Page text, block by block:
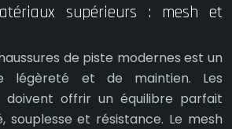
supérieurs : mesh et
de piste modernes est un
légèreté et de maintien. Les
doivent offrir un équilibre parfait
souplesse et résistance. Le mesh